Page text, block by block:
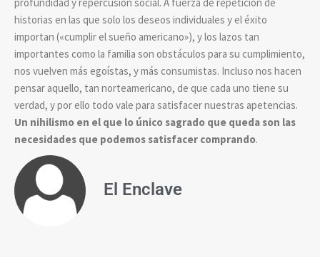
historias en las que solo los deseos individuales y el éxito
importan («cumplir el sueño americano»), y los lazos tan
importantes como la familia son obstáculos para su cumplimiento,
nos vuelven más egoístas, y más consumistas. Incluso nos hacen
pensar aquello, tan norteamericano, de que cada uno tiene su
verdad, y por ello todo vale para satisfacer nuestras apetencias.
Un nihilismo en el que lo único sagrado que queda son las
necesidades que podemos satisfacer comprando.
El Enclave